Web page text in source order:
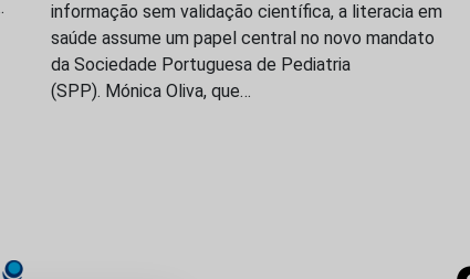
informação sem validação científica, a literacia em
saúde assume um papel central no novo mandato
da Sociedade Portuguesa de Pediatria
(SPP). Mónica Oliva, que…